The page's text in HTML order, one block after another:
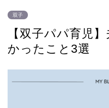
双子
【双子パパ育児
かったこと3選